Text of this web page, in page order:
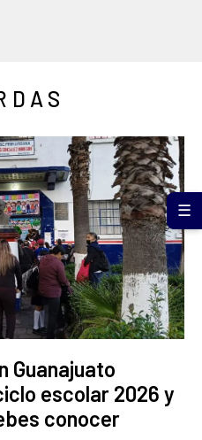
Guanajuato
escolar 2026 y
conocer
☰